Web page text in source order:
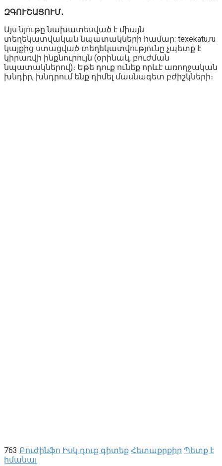
ԶԳՈՒՇԱՑՈՒՄ․
Այս նյութը նախատեսված է միայն
տեղեկատվական նպատակների համար: texekatu.ru
կայքից ստացված տեղեկատվությունը չպետք է
կիրառվի ինքնուրույն (օրինակ, բուժման
նպատակներով)։ Եթե դուք ունեք որևէ առողջական
խնդիր, խնդրում ենք դիմել մասնագետ բժիշկների։
763 Բուժինֆո Իսկ դուք գիտեք Հետաքրքիր Պետք է
իմանալ